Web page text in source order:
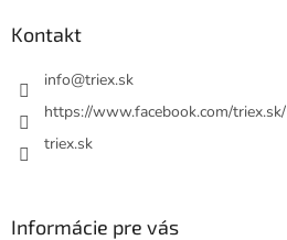
Kontakt
info@triex.sk
https://www.facebook.com/triex.sk/
triex.sk
Informácie pre vás